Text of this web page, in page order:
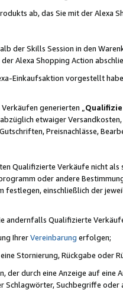
ab, das Sie mit der Alexa
der Skills Session in den
Alexa Shopping Action
Einkaufsaktion vorgestellt
generierten „
etwaiger
Preisnachlässe,
Qualifizierte Verkäufe nicht
oder andere
festlegen, einschließlich der
andernfalls Qualifizierte
IhrerVereinbarung erfolgen;
Stornierung, Rückgabe oder
der durch eine Anzeige auf
Schlagwörter, Suchbegriffe